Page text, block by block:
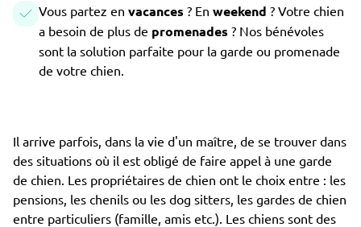
Vous partez en vacances ? En weekend ? Votre chien
a besoin de plus de promenades ? Nos bénévoles
sont la solution parfaite pour la garde ou promenade
de votre chien.
Il arrive parfois, dans la vie d'un maître, de se trouver dans
des situations où il est obligé de faire appel à une garde
de chien. Les propriétaires de chien ont le choix entre : les
pensions, les chenils ou les dog sitters, les gardes de chien
entre particuliers (famille, amis etc.). Les chiens sont des